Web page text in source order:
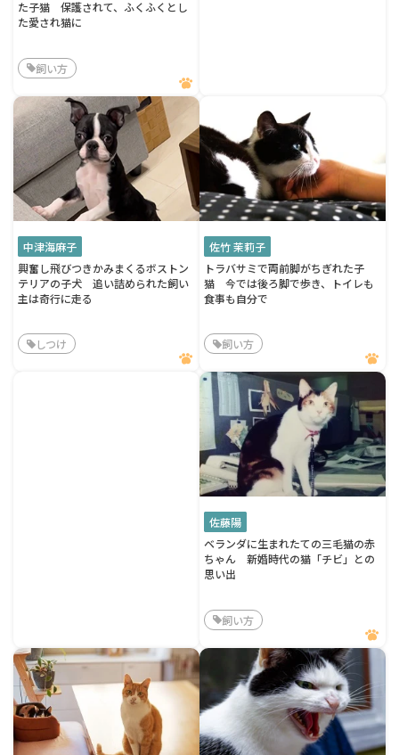
た子猫 保護されて、ふくふくとし
た愛され猫に
飼い方
中津海麻子
興奮し飛びつきかみまくるボストン
テリアの子犬 追い詰められた飼い
主は奇行に走る
しつけ
佐竹 茉莉子
トラバサミで両前脚がちぎれた子
猫 今では後ろ脚で歩き、トイレも
食事も自分で
飼い方
佐藤陽
ベランダに生まれたての三毛猫の赤
ちゃん 新婚時代の猫「チビ」との
思い出
飼い方